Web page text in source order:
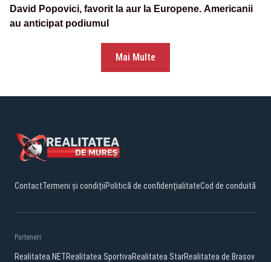
David Popovici, favorit la aur la Europene. Americanii
au anticipat podiumul
Mai Multe
ContactTermeni și condițiiPolitică de confidențialitateCod de conduită
Parteneri:
Realitatea.NETRealitatea SportivaRealitatea StarRealitatea de Brasov